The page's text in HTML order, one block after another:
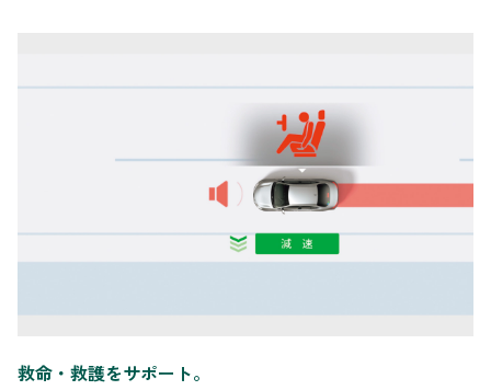
救命・救護をサポート。